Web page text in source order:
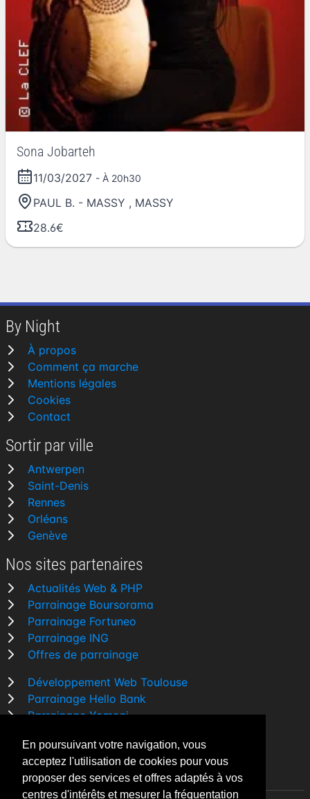
En poursuivant votre navigation, vous
acceptez l'utilisation de cookies pour vous
proposer des services et offres adaptés à vos
centres d'intérêts et mesurer la fréquentation
Sona Jobarteh
11/03/2027 - À 20h30
PAUL B. - MASSY , MASSY
28.6€
By Night
À propos
Comment ça marche
Mentions légales
Cookies
Contact
Sortir par ville
Antwerpen
Saint-Denis
Rennes
Orléans
Genève
Nos sites partenaires
Actualités Web & PHP
Parrainage Boursorama
Parrainage Fortuneo
Parrainage ING
Offres de parrainage
Développement Web Toulouse
Parrainage Hello Bank
Parrainage Yomoni
Comparatif banque